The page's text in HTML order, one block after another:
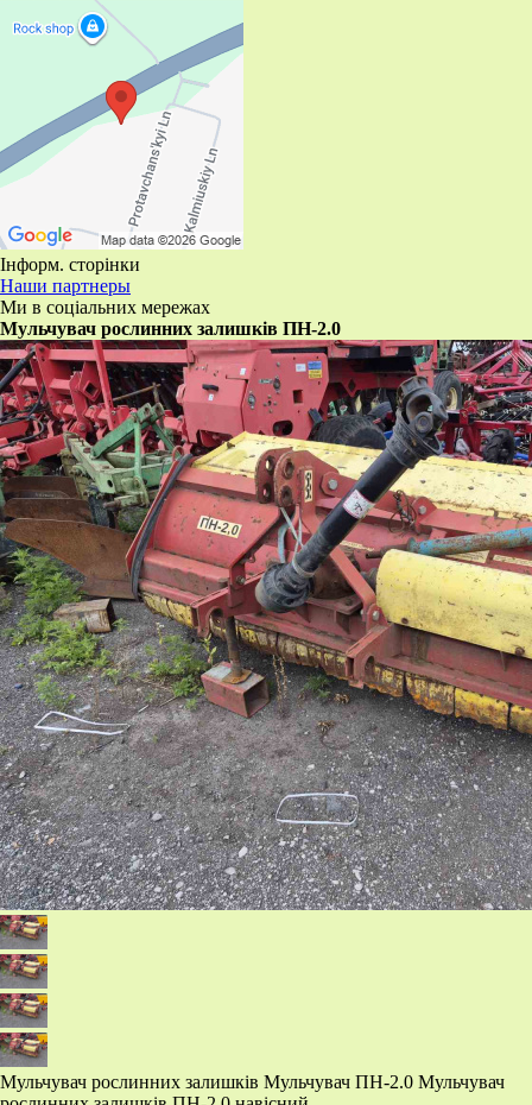
Інформ. сторінки
Наши партнеры
Ми в соціальних мережах
Мульчувач рослинних залишків ПН-2.0
Мульчувач рослинних залишків Мульчувач ПН-2.0 Мульчувач